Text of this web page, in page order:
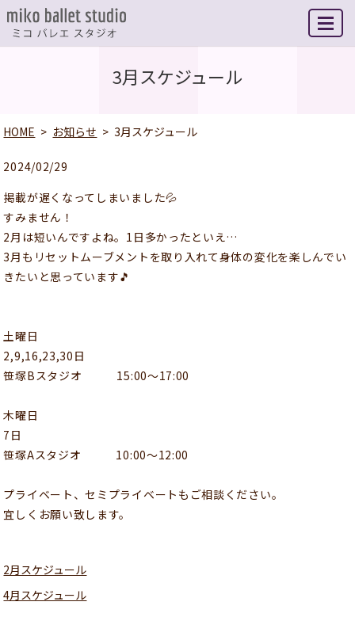
MENU
3月スケジュール
HOME お知らせ 3月スケジュール
2024/02/29
掲載が遅くなってしまいました💦
すみません！
2月は短いんですよね。1日多かったといえ…
3月もリセットムーブメントを取り入れて身体の変化を楽しんでい
きたいと思っています🎵
土曜日
2,9,16,23,30日
笹塚Bスタジオ 15:00〜17:00
木曜日
7日
笹塚Aスタジオ 10:00〜12:00
プライベート、セミプライベートもご相談ください。
宜しくお願い致します。
2月スケジュール
4月スケジュール